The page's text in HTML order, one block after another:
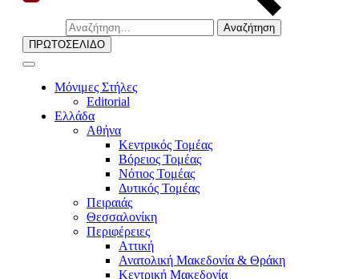
Αναζήτηση
για:
ΠΡΩΤΟΣΕΛΙΔΟ
Μόνιμες Στήλες
Editorial
Ελλάδα
Αθήνα
Κεντρικός Τομέας
Βόρειος Τομέας
Νότιος Τομέας
Δυτικός Τομέας
Πειραιάς
Θεσσαλονίκη
Περιφέρειες
Αττική
Ανατολική Μακεδονία & Θράκη
Κεντρική Μακεδονία